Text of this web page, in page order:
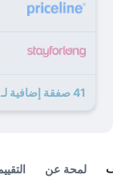
41 صفقة إضافية لـ توريم ماركيز هوتل
لمحة عن